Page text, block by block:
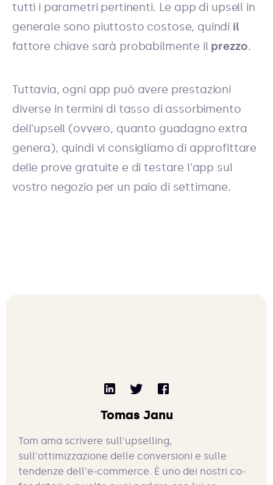
tutti i parametri pertinenti. Le app di upsell in
generale sono piuttosto costose, quindi il
fattore chiave sarà probabilmente il prezzo.
Tuttavia, ogni app può avere prestazioni
diverse in termini di tasso di assorbimento
dell'upsell (ovvero, quanto guadagno extra
genera), quindi vi consigliamo di approfittare
delle prove gratuite e di testare l'app sul
vostro negozio per un paio di settimane.
Tomas Janu
Tom ama scrivere sull'upselling,
sull'ottimizzazione delle conversioni e sulle
tendenze dell'e-commerce. È uno dei nostri co-